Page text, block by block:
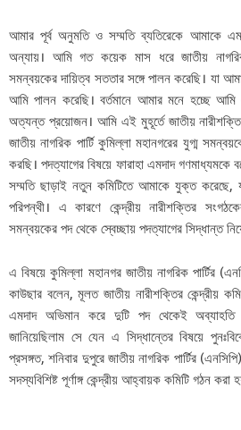
আমার পূর্ব অনুমতি ও সম্মতি ব্যতিরেকে আমাকে
অন্যায়। আমি গত কয়েক মাস ধরে জাতীয় নাগরিক
সমন্বয়কের দায়িত্ব সততার সঙ্গে পালন করেছি। যা
আমি পালন করেছি। বর্তমানে আমার মনে হচ্ছে
অত্যন্ত প্রয়োজন। আমি এই মুহূর্তে জাতীয়
জাতীয় নাগরিক পার্টি কুমিল্লা মহানগরের যুগ্ম
করছি। পদত্যাগের বিষয়ে ফারাহা এমদাদ
সম্মতি ছাড়াই নতুন কমিটিতে আমাকে যুক্ত করেছে,
পরিপন্থী। এ কারণে কেন্দ্রীয় নারীশক্তির
সমন্বয়কের পদ থেকে স্বেচ্ছায় পদত্যাগের সিদ্ধান্ত
এ বিষয়ে কুমিল্লা মহানগর জাতীয় নাগরিক পার্টির
কাউছার বলেন, মূলত জাতীয় নারীশক্তির কেন্দ্রীয়
এমদাদ অভিমান করে দুটি পদ থেকেই
জানিয়েছিলাম সে যেন এ সিদ্ধান্তের বিষয়ে
প্রসঙ্গত, শনিবার দুপুরে জাতীয় নাগরিক পার্টির
সদস্যবিশিষ্ট পূর্ণাঙ্গ কেন্দ্রীয় আহ্বায়ক কমিটি গঠন করা